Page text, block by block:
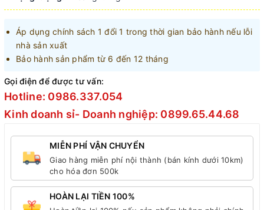
Áp dụng chính sách 1 đổi 1 trong thời gian bảo hành nếu lỗi
nhà sản xuất
Bảo hành sản phẩm từ 6 đến 12 tháng
Gọi điện để được tư vấn:
Hotline: 0986.337.054
Kinh doanh sỉ- Doanh nghiệp: 0899.65.44.68
MIỄN PHÍ VẬN CHUYỂN
Giao hàng miễn phí nội thành (bán kính dưới 10km)
cho hóa đơn 500k
HOÀN LẠI TIỀN 100%